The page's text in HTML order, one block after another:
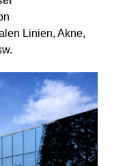
Linien, Akne,